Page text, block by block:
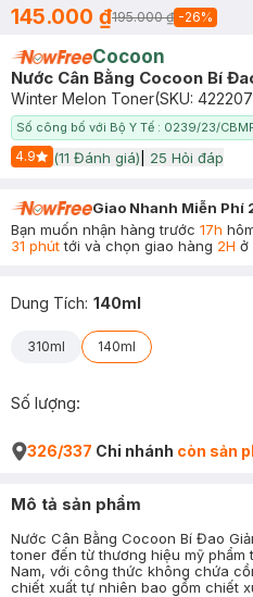
145.000 ₫195.000 ₫ -26%
Cocoon
Nước Cân Bằng Cocoon Bí
Winter Melon Toner(SKU:
Số công bố với Bộ Y Tế : 0239/23/
4.9
Start Icon
(11 Đánh giá) 25 Hỏi đáp
Giao Nhanh Miễn Phí
Bạn muốn nhận hàng trước 17h
31 phúttới và chọn giao hàng 2H ở
Dung Tích: 140ml
310ml 140ml
Số lượng:
326/337 Chi nhánh còn sản
Mô tả sản phẩm
Nước Cân Bằng Cocoon Bí Đao
toner đến từ thương hiệu mỹ
Nam, với công thức không chứa
chiết xuất tự nhiên bao gồm chiết